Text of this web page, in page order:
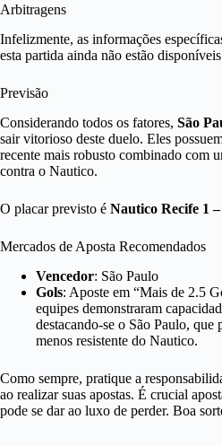
Arbitragens
Infelizmente, as informações
esta partida ainda não estão
Previsão
Considerando todos os fatores, São
sair vitorioso deste duelo. Eles
recente mais robusto combinado com
contra o Nautico.
O placar previsto é Nautico Recife 1
Mercados de Aposta Recomendados
Vencedor: São Paulo
Gols: Aposte em “Mais de 2.5
equipes demonstraram
destacando-se o São Paulo, que
menos resistente do Nautico.
Como sempre, pratique a
ao realizar suas apostas. É crucial
pode se dar ao luxo de perder. Boa